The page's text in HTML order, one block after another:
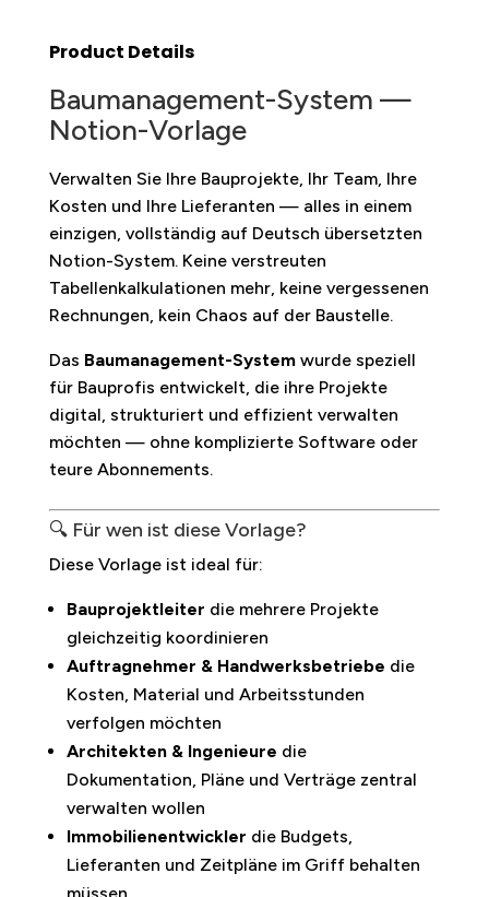
Product Details
Baumanagement-System —
Notion-Vorlage
Verwalten Sie Ihre Bauprojekte, Ihr Team, Ihre
Kosten und Ihre Lieferanten — alles in einem
einzigen, vollständig auf Deutsch übersetzten
Notion-System. Keine verstreuten
Tabellenkalkulationen mehr, keine vergessenen
Rechnungen, kein Chaos auf der Baustelle.
Das Baumanagement-Systemwurde speziell
für Bauprofis entwickelt, die ihre Projekte
digital, strukturiert und effizient verwalten
möchten — ohne komplizierte Software oder
teure Abonnements.
🔍 Für wen ist diese Vorlage?
Diese Vorlage ist ideal für:
Bauprojektleiter die mehrere Projekte
gleichzeitig koordinieren
Auftragnehmer & Handwerksbetriebe die
Kosten, Material und Arbeitsstunden
verfolgen möchten
Architekten & Ingenieure die
Dokumentation, Pläne und Verträge zentral
verwalten wollen
Immobilienentwickler die Budgets,
Lieferanten und Zeitpläne im Griff behalten